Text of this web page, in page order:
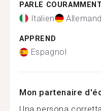
PARLE
Italien Allemand
APPREND
Espagnol
Mon partenaire